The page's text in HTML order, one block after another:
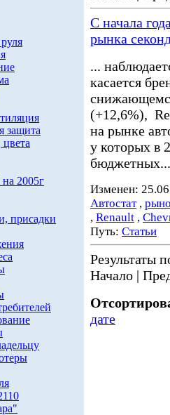
защита
2005г
присадки
С начала
рынка
...
касается
(+12,6%),
на рынке
у которых в
бюджетных...
Изменен:
Автостат,
, Renault ,
Путь: Статьи
Результаты
Начало |
дате